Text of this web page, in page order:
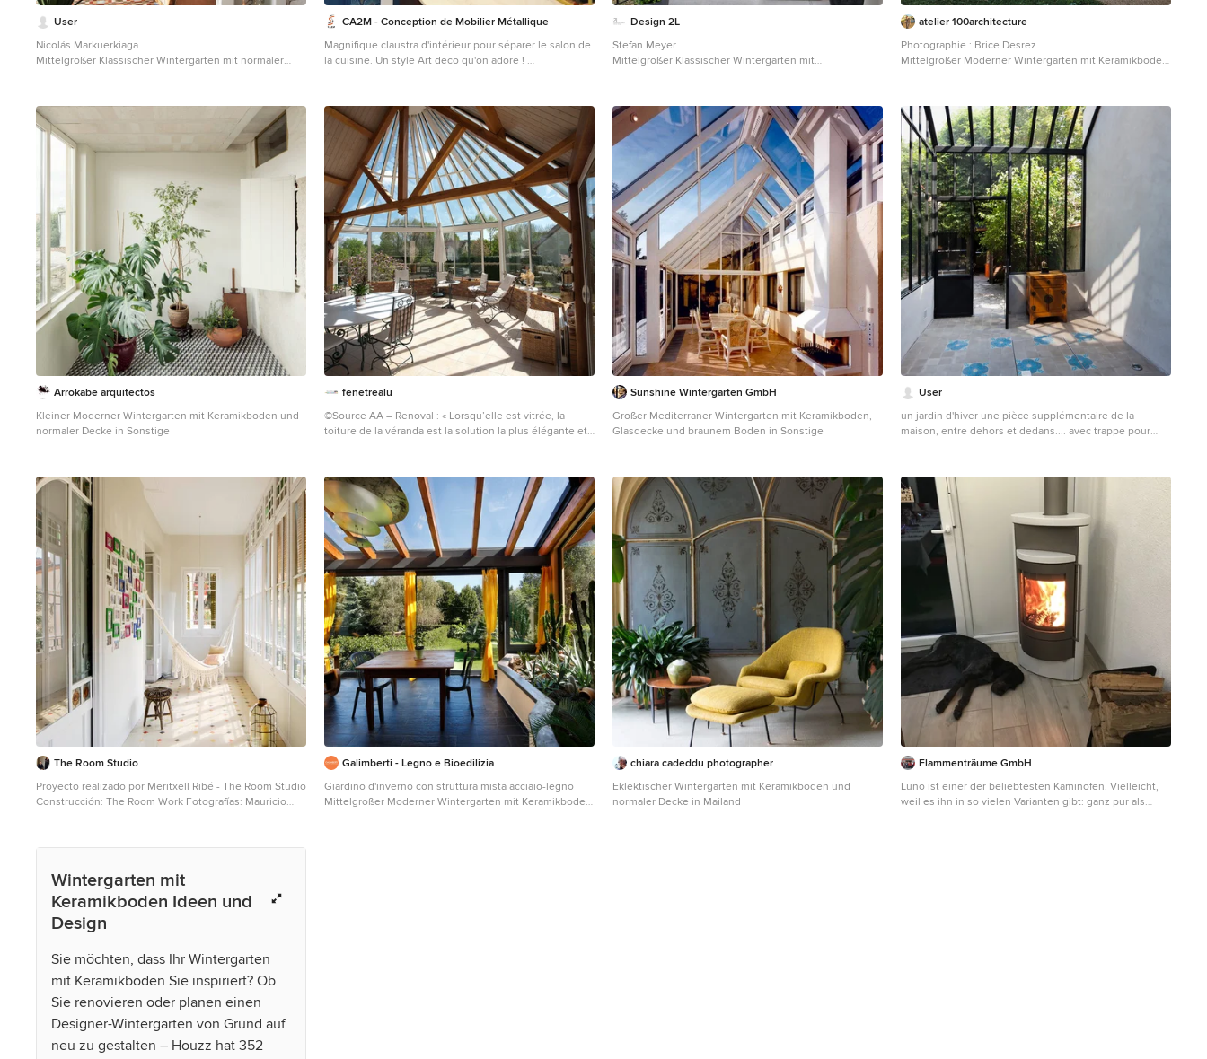
User
Nicolás Markuerkiaga
Mittelgroßer Klassischer Wintergarten mit normaler
CA2M - Conception de Mobilier Métallique
Magnifique claustra d'intérieur pour séparer le salon de
la cuisine. Un style Art deco qu'on adore !
Design 2L
Stefan Meyer
Mittelgroßer Klassischer Wintergarten mit
atelier 100architecture
Photographie : Brice Desrez
Mittelgroßer Moderner Wintergarten mit Keramikboden
Arrokabe arquitectos
Kleiner Moderner Wintergarten mit Keramikboden und
normaler Decke in Sonstige
fenetrealu
©Source AA – Renoval : « Lorsqu’elle est vitrée, la
toiture de la véranda est la solution la plus élégante et
agréables en hiver. »
Sunshine Wintergarten GmbH
Großer Mediterraner Wintergarten mit Keramikboden,
Glasdecke und braunem Boden in Sonstige
User
un jardin d'hiver une pièce supplémentaire de la
maison, entre dehors et dedans.... avec trappe pour
und Glasdecke in Paris
The Room Studio
Proyecto realizado por Meritxell Ribé - The Room Studio
Construcción: The Room Work Fotografías: Mauricio
Keramikboden und normaler Decke in Sonstige
Galimberti - Legno e Bioedilizia
Giardino d'inverno con struttura mista acciaio-legno
Mittelgroßer Moderner Wintergarten mit Keramikboden
chiara cadeddu photographer
Eklektischer Wintergarten mit Keramikboden und
normaler Decke in Mailand
Flammenträume GmbH
Luno ist einer der beliebtesten Kaminöfen. Vielleicht,
weil es ihn in so vielen Varianten gibt: ganz pur als
Wintergarten mit
Keramikboden Ideen und
Design
Sie möchten, dass Ihr Wintergarten
mit Keramikboden Sie inspiriert? Ob
Sie renovieren oder planen einen
Designer-Wintergarten von Grund auf
neu zu gestalten – Houzz hat 352